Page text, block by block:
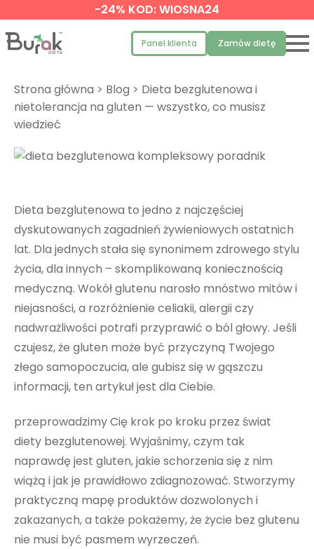
-24% KOD: WIOSNA24
Panel klienta Zamów dietę
Strona główna > Blog > Dieta bezglutenowa i
nietolerancja na gluten — wszystko, co musisz
wiedzieć
Dieta bezglutenowa to jedno z najczęściej
dyskutowanych zagadnień żywieniowych ostatnich
lat. Dla jednych stała się synonimem zdrowego stylu
życia, dla innych – skomplikowaną koniecznością
medyczną. Wokół glutenu narosło mnóstwo mitów i
niejasności, a rozróżnienie celiakii, alergii czy
nadwrażliwości potrafi przyprawić o ból głowy. Jeśli
czujesz, że gluten może być przyczyną Twojego
złego samopoczucia, ale gubisz się w gąszczu
informacji, ten artykuł jest dla Ciebie.
przeprowadzimy Cię krok po kroku przez świat
diety bezglutenowej. Wyjaśnimy, czym tak
naprawdę jest gluten, jakie schorzenia się z nim
wiążą i jak je prawidłowo zdiagnozować. Stworzymy
praktyczną mapę produktów dozwolonych i
zakazanych, a także pokażemy, że życie bez glutenu
nie musi być pasmem wyrzeczeń.